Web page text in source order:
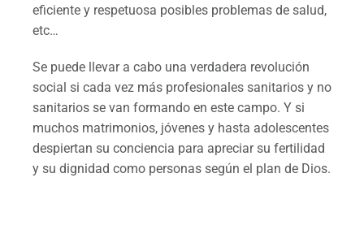
eficiente y respetuosa posibles problemas de salud,
etc…
Se puede llevar a cabo una verdadera revolución
social si cada vez más profesionales sanitarios y no
sanitarios se van formando en este campo. Y si
muchos matrimonios, jóvenes y hasta adolescentes
despiertan su conciencia para apreciar su fertilidad
y su dignidad como personas según el plan de Dios.